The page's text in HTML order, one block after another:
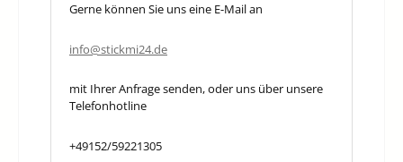
Gerne können Sie uns eine E-Mail an
info@stickmi24.de
mit Ihrer Anfrage senden, oder uns über unsere
Telefonhotline
+49152/59221305